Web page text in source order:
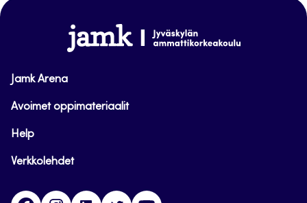
www.jamk.fi
Jamk Arena
Avoimet oppimateriaalit
Help
Verkkolehdet
FacebookInstagramLinkedinTwitter